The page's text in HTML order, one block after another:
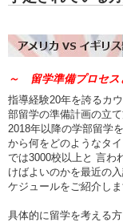
～ 留学準備プロセ
指導経験20年を誇るカ
部留学の準備計画の立
2018年以降の学部留学
から何をどのようなタ
では3000校以上と 言わ
けばよいのかを最近の
ケジュールをご紹介しま
具体的に留学を考える